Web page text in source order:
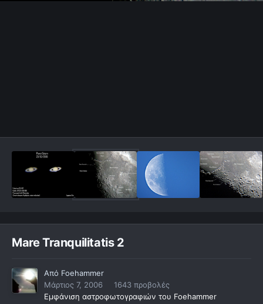
Mare Tranquilitatis 2
Από Foehammer
Μάρτιος 7, 2006
1643 προβολές
Εμφάνιση αστροφωτογραφιών του Foehammer